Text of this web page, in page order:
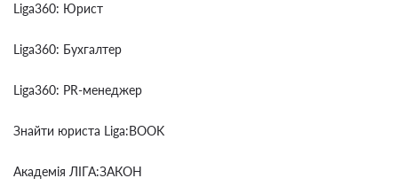
Liga360: Юрист
Liga360: Бухгалтер
Liga360: PR-менеджер
Знайти юриста Liga:BOOK
Академія ЛІГА:ЗАКОН